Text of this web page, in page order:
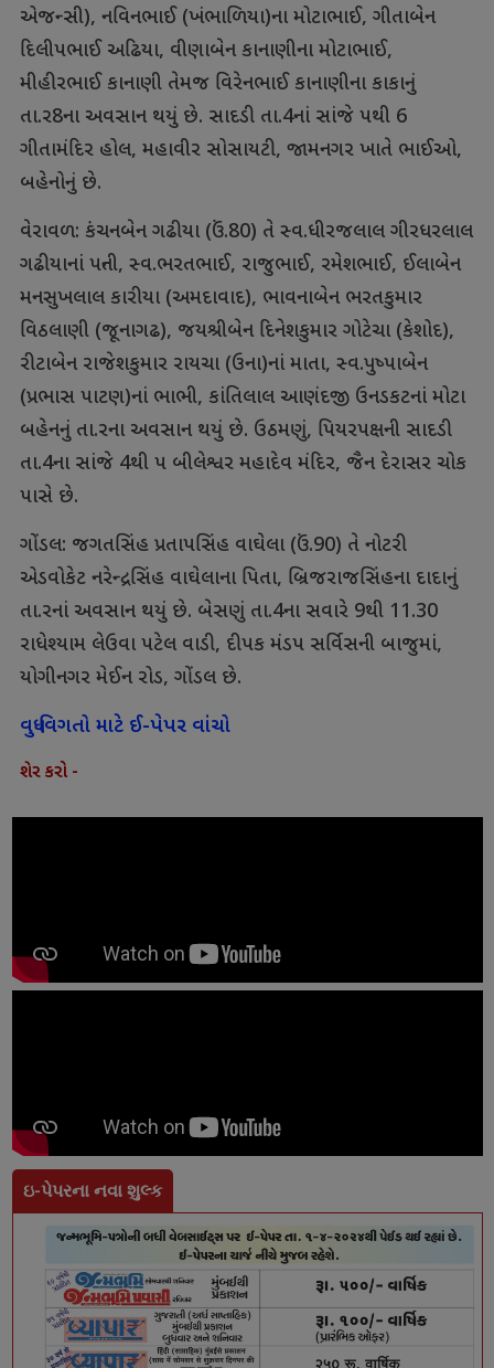
એજન્સી), નવિનભાઈ (ખંભાળિયા)ના મોટાભાઈ, ગીતાબેન
દિલીપભાઈ અઢિયા, વીણાબેન કાનાણીના મોટાભાઈ,
મીહીરભાઈ કાનાણી તેમજ વિરેનભાઈ કાનાણીના કાકાનું
તા.ર8ના અવસાન થયું છે. સાદડી તા.4નાં સાંજે પથી 6
ગીતામંદિર હોલ, મહાવીર સોસાયટી, જામનગર ખાતે ભાઈઓ,
બહેનોનું છે.
વેરાવળ: કંચનબેન ગઢીયા (ઉં.80) તે સ્વ.ધીરજલાલ ગીરધરલાલ
ગઢીયાનાં પત્ની, સ્વ.ભરતભાઈ, રાજુભાઈ, રમેશભાઈ, ઈલાબેન
મનસુખલાલ કારીયા (અમદાવાદ), ભાવનાબેન ભરતકુમાર
વિઠલાણી (જૂનાગઢ), જયશ્રીબેન દિનેશકુમાર ગોટેચા (કેશોદ),
રીટાબેન રાજેશકુમાર રાયચા (ઉના)નાં માતા, સ્વ.પુષ્પાબેન
(પ્રભાસ પાટણ)નાં ભાભી, કાંતિલાલ આણંદજી ઉનડકટનાં મોટા
બહેનનું તા.રના અવસાન થયું છે. ઉઠમણું, પિયરપક્ષની સાદડી
તા.4ના સાંજે 4થી પ બીલેશ્વર મહાદેવ મંદિર, જૈન દેરાસર ચોક
પાસે છે.
ગોંડલ: જગતસિંહ પ્રતાપસિંહ વાઘેલા (ઉં.90) તે નોટરી
એડવોકેટ નરેન્દ્રસિંહ વાઘેલાના પિતા, બ્રિજરાજસિંહના દાદાનું
તા.રનાં અવસાન થયું છે. બેસણું તા.4ના સવારે 9થી 11.30
રાધેશ્યામ લેઉવા પટેલ વાડી, દીપક મંડપ સર્વિસની બાજુમાં,
યોગીનગર મેઈન રોડ, ગોંડલ છે.
વધુ વિગતો માટે ઈ-પેપર વાંચો
શેર કરો -
ઇ-પેપરના નવા શુલ્ક